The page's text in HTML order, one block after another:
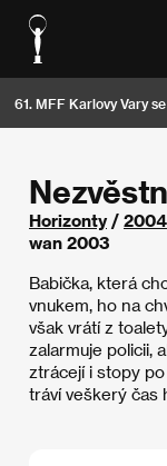
61. MFF Karlovy Vary
Horizonty/ 2004
wan 2003
Babička, která
vnukem, ho na
však vrátí z
zalarmuje policii,
ztrácejí i stopy
tráví veškerý čas